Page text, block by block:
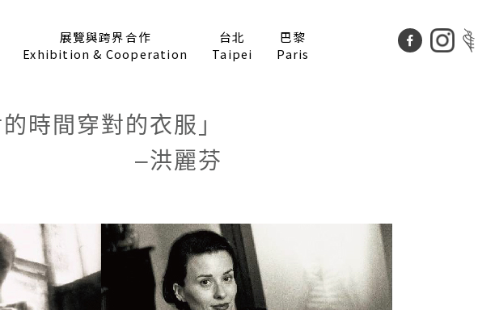
展覽與跨界合作
Exhibition & Cooperation
台北
Taipei
巴黎
Paris
時間穿對的衣服」
–洪麗芬